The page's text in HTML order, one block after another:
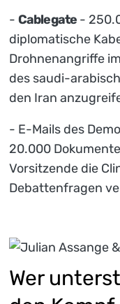
- Cablegate-
diplomatische
Drohnenangriffe
des saudi-
den Iran
- E-Mails des
20.000
Vorsitzende die
Debattenfragen
Wer